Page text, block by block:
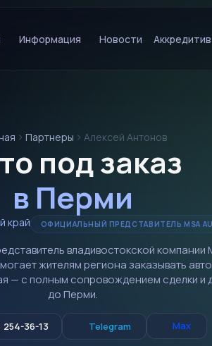
Информация Новости Аккредитив
Партнеры Алексей Антонов
под заказ
в Перми
край ОФИЦИАЛЬНЫЙ ПРЕДСТАВИТЕЛЬ MSA
владивостокской компании
жителям региона заказывать
— с полным сопровождением сделки и
до Перми.
254-36-13 Telegram Max